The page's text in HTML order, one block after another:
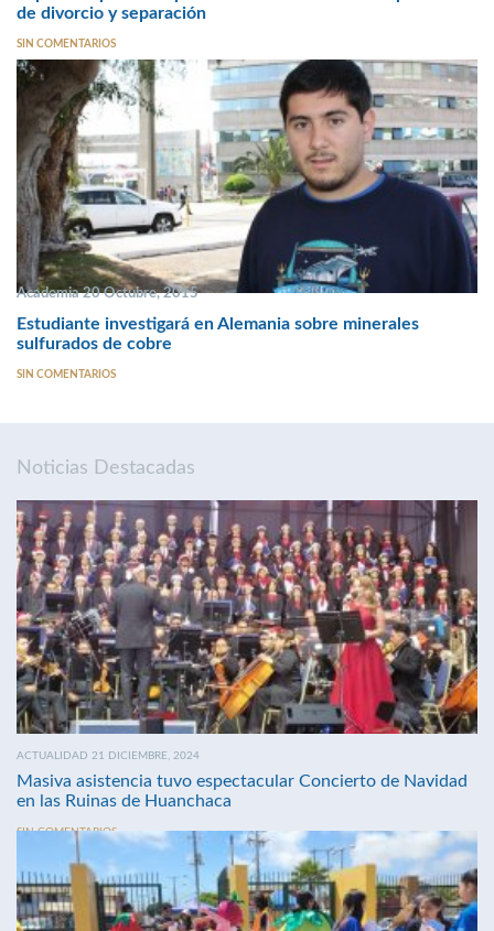
de divorcio y separación
SIN COMENTARIOS
Academia 20 Octubre, 2015
Estudiante investigará en Alemania sobre minerales
sulfurados de cobre
SIN COMENTARIOS
Noticias Destacadas
ACTUALIDAD 21 DICIEMBRE, 2024
Masiva asistencia tuvo espectacular Concierto de Navidad
en las Ruinas de Huanchaca
SIN COMENTARIOS